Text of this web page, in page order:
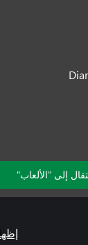
إلى "الألعاب"